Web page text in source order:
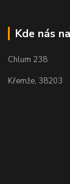
Kde nás
Chlum 238
Křemže, 38203